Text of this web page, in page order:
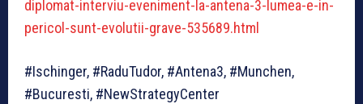
diplomat-interviu-eveniment-la-antena-3-lumea-e-in-
pericol-sunt-evolutii-grave-535689.html
#Ischinger, #RaduTudor, #Antena3, #Munchen,
#Bucuresti, #NewStrategyCenter